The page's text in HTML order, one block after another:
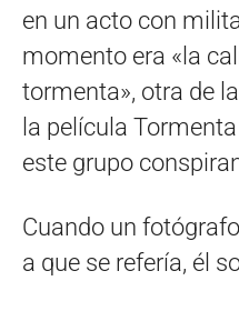
en un acto con
momento era «la
tormenta», otra de
la película
este grupo
Cuando un
a que se refería, él